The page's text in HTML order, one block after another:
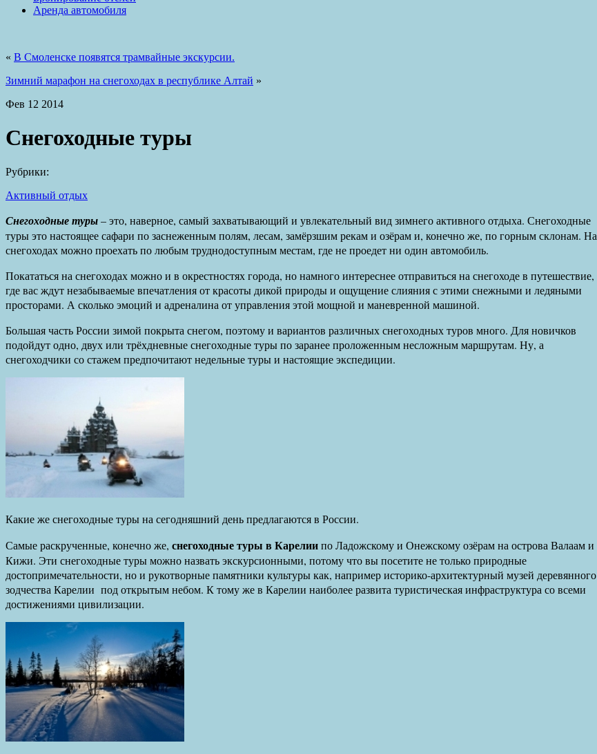
Аренда автомобиля
« В Смоленске появятся трамвайные экскурсии.
Зимний марафон на снегоходах в республике Алтай »
Фев 12 2014
Снегоходные туры
Рубрики:
Активный отдых
Снегоходные туры– это, наверное, самый захватывающий и увлекательный вид зимнего активного отдыха. Снегоходные
туры это настоящее сафари по заснеженным полям, лесам, замёрзшим рекам и озёрам и, конечно же, по горным склонам. На
снегоходах можно проехать по любым труднодоступным местам, где не проедет ни один автомобиль.
Покататься на снегоходах можно и в окрестностях города, но намного интереснее отправиться на снегоходе в путешествие,
где вас ждут незабываемые впечатления от красоты дикой природы и ощущение слияния с этими снежными и ледяными
просторами. А сколько эмоций и адреналина от управления этой мощной и маневренной машиной.
Большая часть России зимой покрыта снегом, поэтому и вариантов различных снегоходных туров много. Для новичков
подойдут одно, двух или трёхдневные снегоходные туры по заранее проложенным несложным маршрутам. Ну, а
снегоходчики со стажем предпочитают недельные туры и настоящие экспедиции.
Какие же снегоходные туры на сегодняшний день предлагаются в России.
Самые раскрученные, конечно же, снегоходные туры в Карелиипо Ладожскому и Онежскому озёрам на острова Валаам и
Кижи. Эти снегоходные туры можно назвать экскурсионными, потому что вы посетите не только природные
достопримечательности, но и рукотворные памятники культуры как, например историко-архитектурный музей деревянного
зодчества Карелии под открытым небом. К тому же в Карелии наиболее развита туристическая инфраструктура со всеми
достижениями цивилизации.